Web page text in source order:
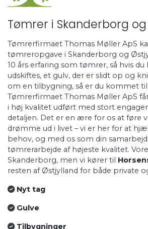
Tømrer i Skanderborg
Tømrerfirmaet Thomas Møller ApS
tømreropgave i Skanderborg og
10 års erfaring som tømrer, så hvis du
udskiftes, et gulv, der er slidt op og
om en tilbygning, så er du kommet
Tømrerfirmaet Thomas Møller ApS
i høj kvalitet udført med stort
detaljen. Det er en ære for os at føre
drømme ud i livet – vi er her for at
behov, og med os som din
tømrerarbejde af højeste kvalitet.
Skanderborg, men vi kører til
resten af Østjylland for både private
Nyt tag
Gulve
Tilbygninger